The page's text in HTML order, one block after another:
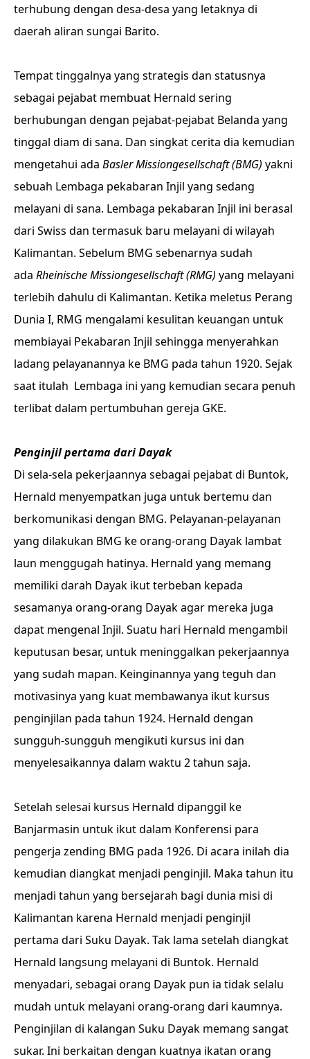
terhubung dengan desa-desa yang letaknya di
daerah aliran sungai Barito.
Tempat tinggalnya yang strategis dan statusnya
sebagai pejabat membuat Hernald sering
berhubungan dengan pejabat-pejabat Belanda yang
tinggal diam di sana. Dan singkat cerita dia kemudian
mengetahui ada Basler Missiongesellschaft (BMG) yakni
sebuah Lembaga pekabaran Injil yang sedang
melayani di sana. Lembaga pekabaran Injil ini berasal
dari Swiss dan termasuk baru melayani di wilayah
Kalimantan. Sebelum BMG sebenarnya sudah
ada Rheinische Missiongesellschaft(RMG) yang melayani
terlebih dahulu di Kalimantan. Ketika meletus Perang
Dunia I, RMG mengalami kesulitan keuangan untuk
membiayai Pekabaran Injil sehingga menyerahkan
ladang pelayanannya ke BMG pada tahun 1920. Sejak
saat itulah Lembaga ini yang kemudian secara penuh
terlibat dalam pertumbuhan gereja GKE.
Penginjil pertama dari Dayak
Di sela-sela pekerjaannya sebagai pejabat di Buntok,
Hernald menyempatkan juga untuk bertemu dan
berkomunikasi dengan BMG. Pelayanan-pelayanan
yang dilakukan BMG ke orang-orang Dayak lambat
laun menggugah hatinya. Hernald yang memang
memiliki darah Dayak ikut terbeban kepada
sesamanya orang-orang Dayak agar mereka juga
dapat mengenal Injil. Suatu hari Hernald mengambil
keputusan besar, untuk meninggalkan pekerjaannya
yang sudah mapan. Keinginannya yang teguh dan
motivasinya yang kuat membawanya ikut kursus
penginjilan pada tahun 1924. Hernald dengan
sungguh-sungguh mengikuti kursus ini dan
menyelesaikannya dalam waktu 2 tahun saja.
Setelah selesai kursus Hernald dipanggil ke
Banjarmasin untuk ikut dalam Konferensi para
pengerja zending BMG pada 1926. Di acara inilah dia
kemudian diangkat menjadi penginjil. Maka tahun itu
menjadi tahun yang bersejarah bagi dunia misi di
Kalimantan karena Hernald menjadi penginjil
pertama dari Suku Dayak. Tak lama setelah diangkat
Hernald langsung melayani di Buntok. Hernald
menyadari, sebagai orang Dayak pun ia tidak selalu
mudah untuk melayani orang-orang dari kaumnya.
Penginjilan di kalangan Suku Dayak memang sangat
sukar. Ini berkaitan dengan kuatnya ikatan orang